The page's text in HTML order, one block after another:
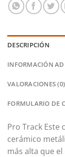
DESCRIPCIÓN
INFORMACIÓN
VALORACIONES (0)
FORMULARIO DE
Pro Track Este
cerámico
más alta que